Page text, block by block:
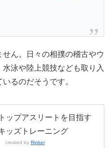
ん。日々の相撲の稽古やウ
泳や陸上競技なども取り入
るのだそうです。
トップアスリートを目指す
ッズトレーニング
created by Rinker